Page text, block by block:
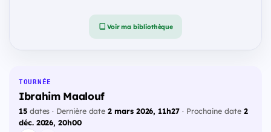
Voir ma bibliothèque
TOURNÉE
Ibrahim Maalouf
15dates · Dernière date2 mars 2026, 11h27· Prochaine date 2
déc. 2026, 20h00